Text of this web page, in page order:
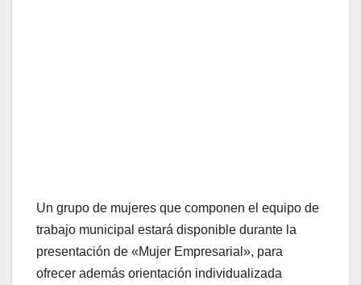
Un grupo de mujeres que componen el equipo de
trabajo municipal estará disponible durante la
presentación de «Mujer Empresarial», para
ofrecer además orientación individualizada